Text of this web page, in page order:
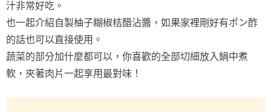
汁非常好吃。
也一起介紹自製柚子糊椒桔醋沾醬，如果家裡剛好有ポン酢
的話也可以直接使用。
蔬菜的部分加什麼都可以，你喜歡的全部切細放入鍋中煮
軟，夾著肉片一起享用最對味！